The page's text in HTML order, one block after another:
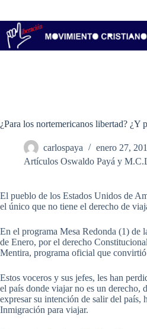
contenido
¿Para los nortemericanos libertad? ¿Y
carlospaya
enero 27,
Artículos Oswaldo Payá y
El pueblo de los Estados Unidos de
el único que no tiene el derecho de
En el programa Mesa Redonda (1) de
de Enero, por el derecho
Mentira, programa oficial que
Estos voceros y sus jefes, les han
el país donde viajar no es un derecho,
expresar su intención de salir del país,
Inmigración para viajar.